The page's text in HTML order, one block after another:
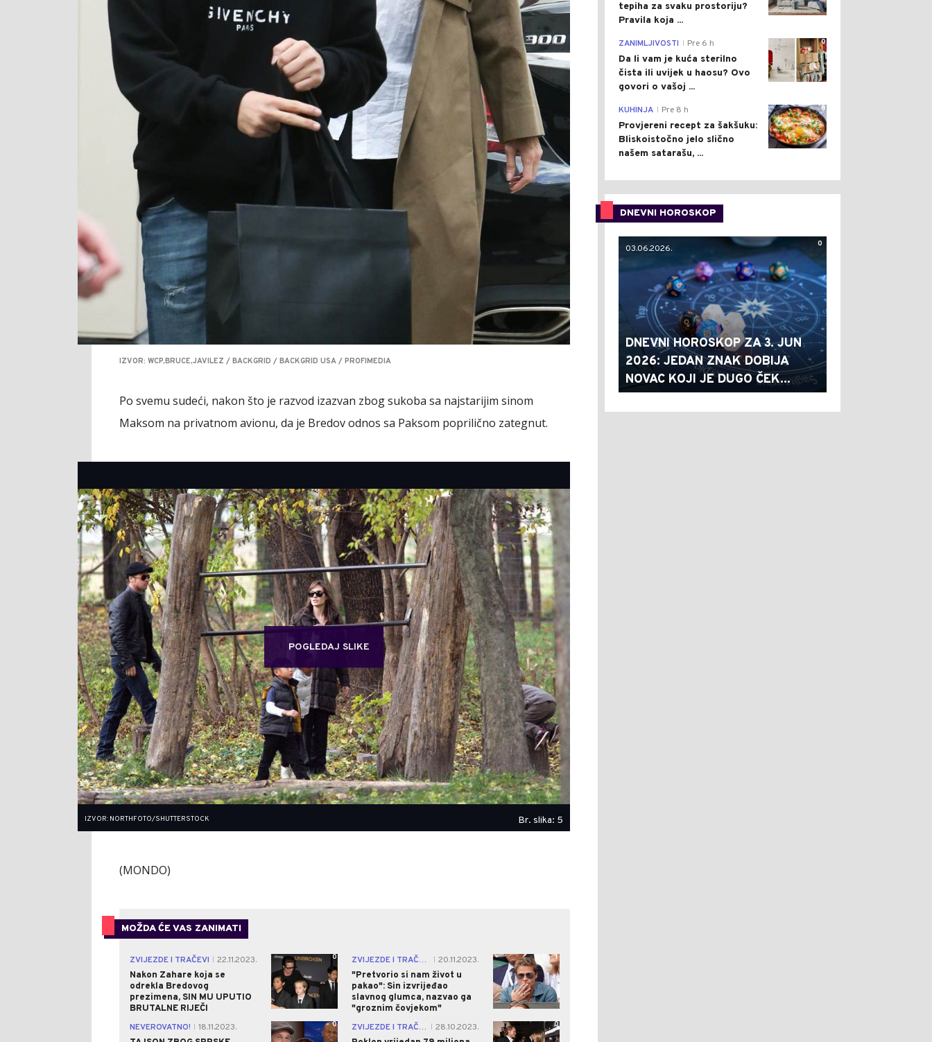
IZVOR: WCP,BRUCE,JAVILEZ / BACKGRID / BACKGRID USA / PROFIMEDIA
Po svemu sudeći, nakon što je razvod izazvan zbog sukoba sa najstarijim sinom
Maksom na privatnom avionu, da je Bredov odnos sa Paksom poprilično zategnut.
POGLEDAJ SLIKE
IZVOR: NORTHFOTO/SHUTTERSTOCK Br. slika: 5
(MONDO)
MOŽDA ĆE VAS ZANIMATI
ZVIJEZDE I TRAČEVI
22.11.2023.
Nakon Zahare koja se
odrekla Bredovog
prezimena, SIN MU UPUTIO
BRUTALNE RIJEČI
0 ZVIJEZDE I TRAČEVI
20.11.2023.
"Pretvorio si nam život u
pakao": Sin izvrijeđao
slavnog glumca, nazvao ga
"groznim čovjekom"
1
NEVEROVATNO!
18.11.2023.
0 ZVIJEZDE I TRAČEVI
28.10.2023.
0
tepiha za svaku prostoriju?
Pravila koja ...
0
ZANIMLJIVOSTI Pre 6 h
Da li vam je kuća sterilno
čista ili uvijek u haosu? Ovo
govori o vašoj ...
0
KUHINJA Pre 8 h
Provjereni recept za šakšuku:
Bliskoistočno jelo slično
našem satarašu, ...
DNEVNI HOROSKOP
0
03.06.2026.
DNEVNI HOROSKOP ZA 3. JUN
2026: JEDAN ZNAK DOBIJA
NOVAC KOJI JE DUGO ČEK...